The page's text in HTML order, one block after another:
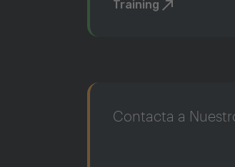
Training
Contacta a